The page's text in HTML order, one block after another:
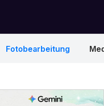
Fotobearbeitung